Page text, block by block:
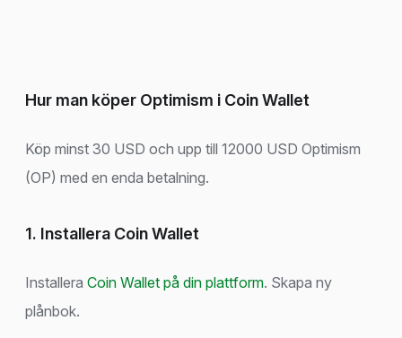
Hur man köper Optimism i Coin Wallet
Köp minst 30 USD och upp till 12000 USD Optimism
(OP) med en enda betalning.
1. Installera Coin Wallet
Installera Coin Wallet på din plattform. Skapa ny
plånbok.